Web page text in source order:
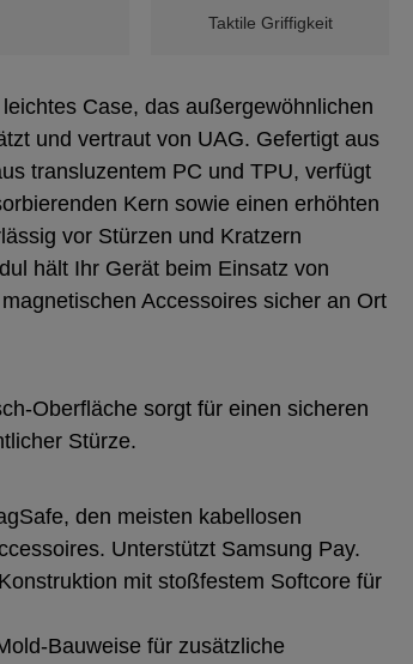
Taktile Griffigkeit
Case, das außergewöhnlichen
und vertraut von UAG. Gefertigt aus
transluzentem PC und TPU, verfügt
Kern sowie einen erhöhten
vor Stürzen und Kratzern
hält Ihr Gerät beim Einsatz von
Accessoires sicher an Ort
Oberfläche sorgt für einen sicheren
Stürze.
den meisten kabellosen
Unterstützt Samsung Pay.
mit stoßfestem Softcore für
Bauweise für zusätzliche